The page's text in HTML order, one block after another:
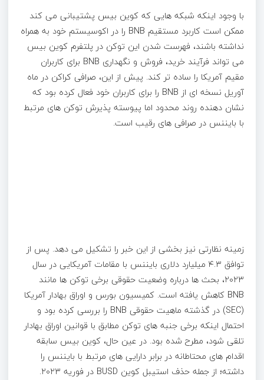
با وجود اینکه شبکه هایی که کوین بیس پشتیبانی می کند
ممکن است کاربرد مستقیم BNB را در اکوسیستم خود به همراه
نداشته باشند، فهرست شدن این توکن در پلتفرم کوین بیس
می تواند فرآیند خرید، فروش و نگهداری BNB برای کاربران
مقیم آمریکا را ساده تر کند. پیش از این، صرافی کراکن در ماه
آوریل نسخه ای از BNB را برای کاربران خود فعال کرده بود که
نشان دهنده روند محدود اما پیوسته پذیرش توکن های مرتبط
با بایننس در صرافی های رقیب است.
زمینه نظارتی نیز بخشی از این خبر را تشکیل می دهد. پس از
توافق ۴.۳ میلیارد دلاری بایننس با مقامات آمریکایی در سال
۲۰۲۳، بحث ها درباره وضعیت حقوقی برخی توکن ها مانند
BNB کاهش یافته است. کمیسیون بورس و اوراق بهادار آمریکا
(SEC) در گذشته ماهیت حقوقی BNB را بررسی کرده بود و
احتمال اینکه برخی جنبه های توکن مطابق با قوانین اوراق بهادار
تلقی شود، مطرح شده بود. در عین حال، کوین بیس سابقه
اقدام های محتاطانه در برابر دارایی های مرتبط با بایننس را
داشته؛ از جمله حذف استیبل کوین BUSD در فوریه ۲۰۲۳.